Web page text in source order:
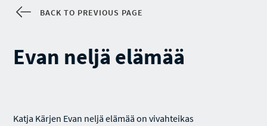
BACK TO PREVIOUS PAGE
Evan neljä elämää
Katja Kärjen Evan neljä elämää on vivahteikas